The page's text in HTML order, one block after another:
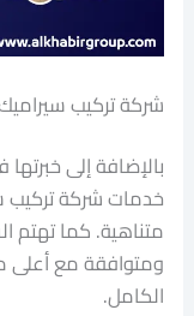
شركة تركيب
بالإضافة إلى
خدمات شركة تركيب
متناهية. كما تهتم
ومتوافقة مع أعلى
الكامل.